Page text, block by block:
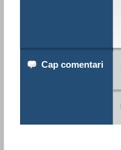
Cap comentari